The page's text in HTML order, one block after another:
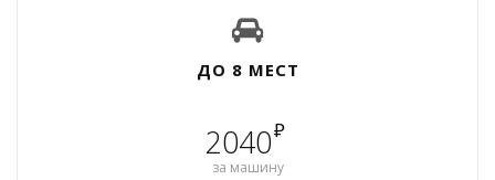
ДО 8 МЕСТ
2040₽
за машину